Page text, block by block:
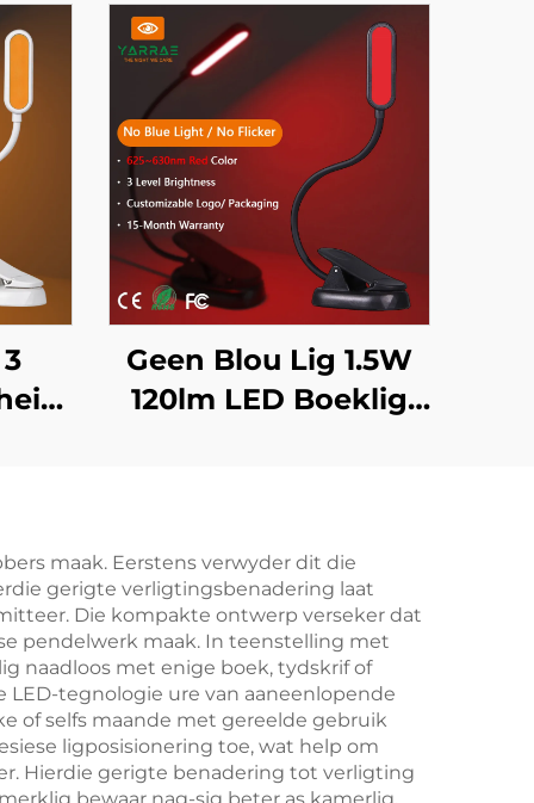
Geen Blou Lig 1.5W
120lm LED Boeklig
Leeslig Swart
Liggaam
maak. Eerstens verwyder dit die
gerigte verligtingsbenadering laat
Die kompakte ontwerp verseker dat
pendelwerk maak. In teenstelling met
naadloos met enige boek, tydskrif of
tegnologie ure van aaneenlopende
of selfs maande met gereelde gebruik
ligposisionering toe, wat help om
Hierdie gerigte benadering tot verligting